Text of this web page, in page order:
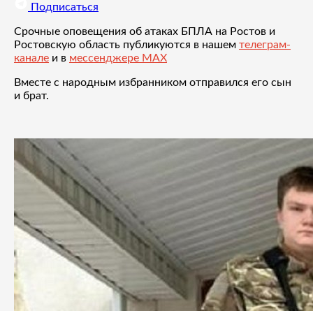
Подписаться
Срочные оповещения об атаках БПЛА на Ростов и
Ростовскую область публикуются в нашем телеграм-
канале и в мессенджере MAX
Вместе с народным избранником отправился его сын
и брат.